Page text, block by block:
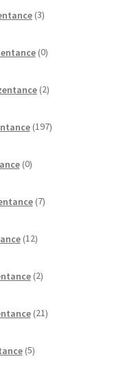
3izdelki
0izdelkov
2izdelka
197izdelkov
0izdelkov
7izdelkov
12izdelkov
2izdelka
21izdelkov
5izdelkov